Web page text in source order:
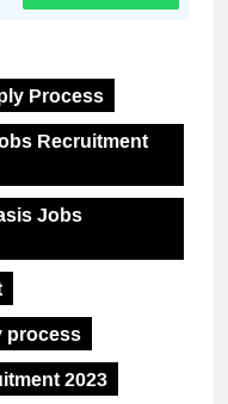
Process
Recruitment
Jobs
process
2023